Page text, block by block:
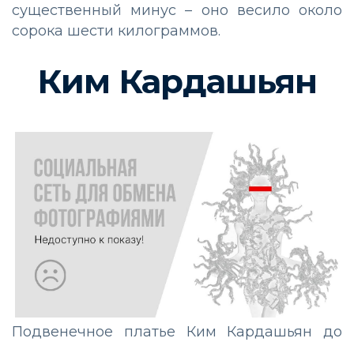
существенный минус – оно весило около
сорока шести килограммов.
Ким Кардашьян
Подвенечное платье Ким Кардашьян до